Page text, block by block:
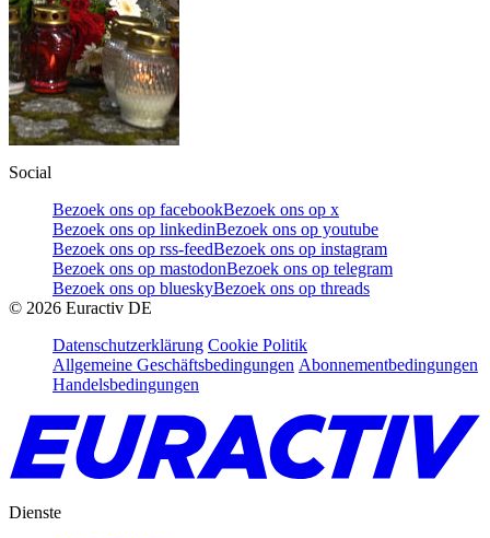
Social
Bezoek ons op facebookBezoek ons op x
Bezoek ons op linkedinBezoek ons op youtube
Bezoek ons op rss-feedBezoek ons op instagram
Bezoek ons op mastodonBezoek ons op telegram
Bezoek ons op blueskyBezoek ons op threads
© 2026 Euractiv DE
Datenschutzerklärung Cookie Politik
Allgemeine Geschäftsbedingungen Abonnementbedingungen
Handelsbedingungen
Dienste